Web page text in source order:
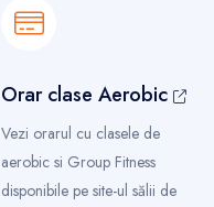
Orar clase Aerobic
Vezi orarul cu clasele de
aerobic si Group Fitness
disponibile pe site-ul sălii de